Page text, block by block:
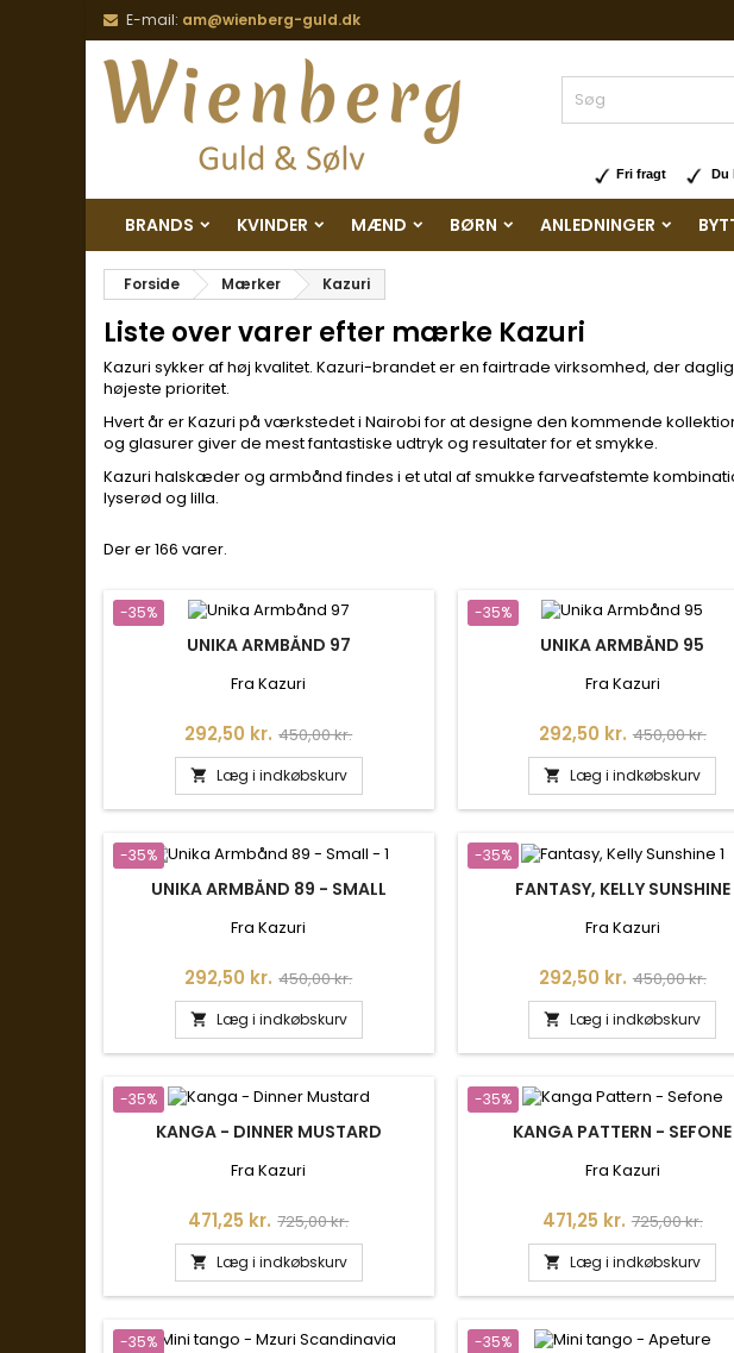
E-mail: am@wienberg-guld.dk
Fri fragt Du
BRANDS KVINDER MÆND BØRN ANLEDNINGER
Forside Mærker Kazuri
Liste over varer efter mærke Kazuri
Kazuri sykker af høj kvalitet. Kazuri-brandet er en fairtrade virksomhed, der
højeste prioritet.
Hvert år er Kazuri på værkstedet i Nairobi for at designe den kommende
og glasurer giver de mest fantastiske udtryk og resultater for et smykke.
Kazuri halskæder og armbånd findes i et utal af smukke farveafstemte
lyserød og lilla.
Der er 166 varer.
-35%
UNIKA ARMBÅND 97
Fra Kazuri
Pris
292,50 kr. Normalpris
450,00 kr.
 Læg i indkøbskurv
-35%
UNIKA ARMBÅND 95
Fra Kazuri
Pris
292,50 kr. Normalpris
450,00 kr.
 Læg i indkøbskurv
-35%
UNIKA ARMBÅND 89 - SMALL
Fra Kazuri
Pris
292,50 kr. Normalpris
450,00 kr.
 Læg i indkøbskurv
-35%
FANTASY, KELLY SUNSHINE
Fra Kazuri
Pris
292,50 kr. Normalpris
450,00 kr.
 Læg i indkøbskurv
-35%
KANGA - DINNER MUSTARD
Fra Kazuri
Pris
471,25 kr. Normalpris
725,00 kr.
 Læg i indkøbskurv
-35%
KANGA PATTERN - SEFONE
Fra Kazuri
Pris
471,25 kr. Normalpris
725,00 kr.
 Læg i indkøbskurv
-35% -35%